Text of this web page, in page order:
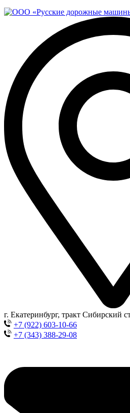
г. Екатеринбург, тракт Сибирский
+7 (922) 603-10-66
+7 (343) 388-29-08